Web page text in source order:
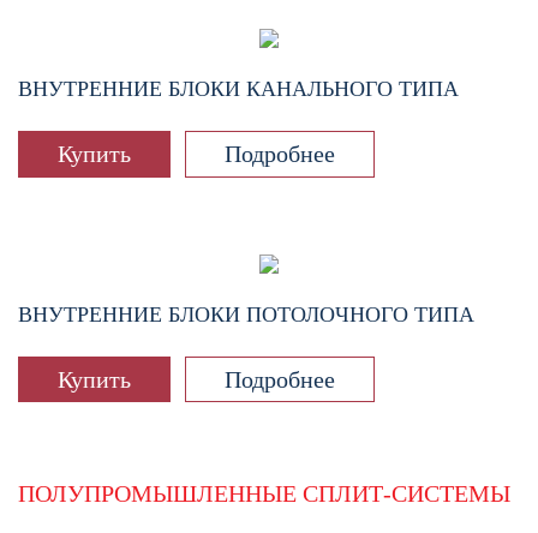
ВНУТРЕННИЕ БЛОКИ КАНАЛЬНОГО ТИПА
Купить Подробнее
ВНУТРЕННИЕ БЛОКИ ПОТОЛОЧНОГО ТИПА
Купить Подробнее
ПОЛУПРОМЫШЛЕННЫЕ СПЛИТ-СИСТЕМЫ